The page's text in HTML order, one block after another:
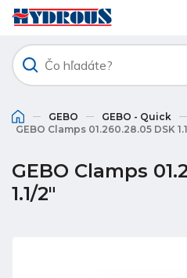
GEBO
GEBO - Quick
GEBO Clamps 01.260.28.05 DSK
GEBO Clamps
1.1/2"